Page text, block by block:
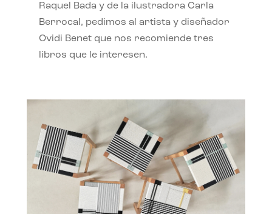
Raquel Bada y de la ilustradora Carla
Berrocal, pedimos al artista y diseñador
Ovidi Benet que nos recomiende tres
libros que le interesen.